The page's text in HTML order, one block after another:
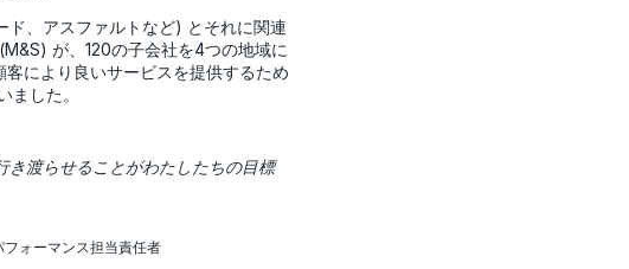
、アスファルトなど) とそれに関連
が、120の子会社を4つの地域に
により良いサービスを提供するため
した。
き渡らせることがわたしたちの目標
ォーマンス担当責任者